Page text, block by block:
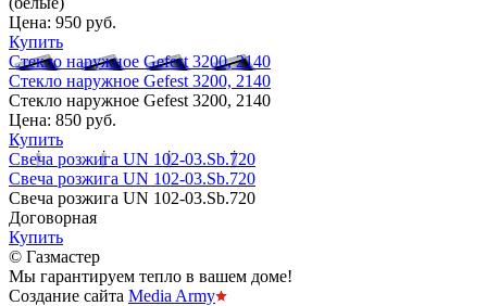
Цена: 950 руб.
Купить
Стекло наружное Gefest 3200, 2140
Стекло наружное Gefest 3200, 2140
Стекло наружное Gefest 3200, 2140
Цена: 850 руб.
Купить
Свеча розжига UN 102-03.Sb.720
Свеча розжига UN 102-03.Sb.720
Свеча розжига UN 102-03.Sb.720
Договорная
Купить
© Газмастер
Мы гарантируем тепло в вашем доме!
Создание сайта Media Army